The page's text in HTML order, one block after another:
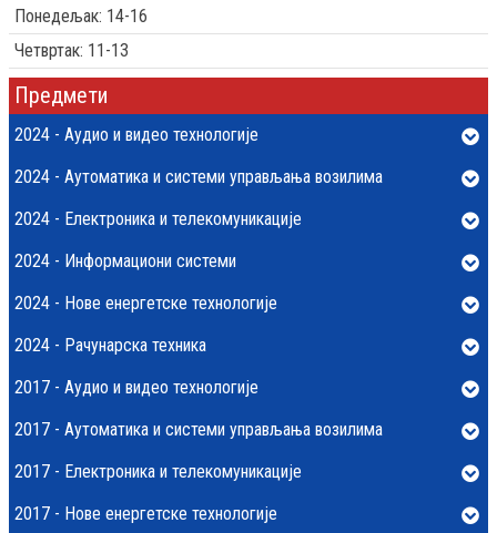
Понедељак: 14-16
Четвртак: 11-13
Предмети
2024 - Аудио и видео технологије
2024 - Аутоматика и системи управљања возилима
2024 - Електроника и телекомуникације
2024 - Информациони системи
2024 - Нове енергетске технологије
2024 - Рачунарска техника
2017 - Аудио и видео технологије
2017 - Аутоматика и системи управљања возилима
2017 - Електроника и телекомуникације
2017 - Нове енергетске технологије